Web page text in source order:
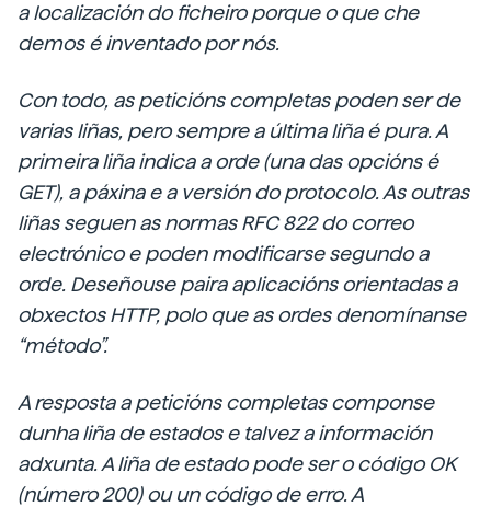
a localización do ficheiro porque o que che
demos é inventado por nós.
Con todo, as peticións completas poden ser de
varias liñas, pero sempre a última liña é pura. A
primeira liña indica a orde (una das opcións é
GET), a páxina e a versión do protocolo. As outras
liñas seguen as normas RFC 822 do correo
electrónico e poden modificarse segundo a
orde. Deseñouse paira aplicacións orientadas a
obxectos HTTP, polo que as ordes denomínanse
“método”.
A resposta a peticións completas componse
dunha liña de estados e talvez a información
adxunta. A liña de estado pode ser o código OK
(número 200) ou un código de erro. A